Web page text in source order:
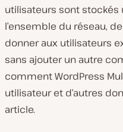
utilisateurs sont stockés
l’ensemble du réseau,
donner aux utilisateurs
sans ajouter un autre
comment WordPress
utilisateur et d’autres
article.